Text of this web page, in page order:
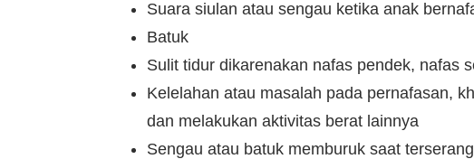
Suara siulan atau sengau ketika anak
Batuk
Sulit tidur dikarenakan nafas pendek, nafas
Kelelahan atau masalah pada pernafasan,
dan melakukan aktivitas berat lainnya
Sengau atau batuk memburuk saat